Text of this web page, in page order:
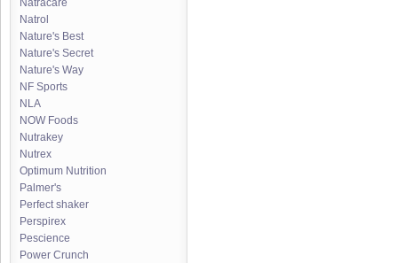
Natracare
Natrol
Nature's Best
Nature's Secret
Nature's Way
NF Sports
NLA
NOW Foods
Nutrakey
Nutrex
Optimum Nutrition
Palmer's
Perfect shaker
Perspirex
Pescience
Power Crunch